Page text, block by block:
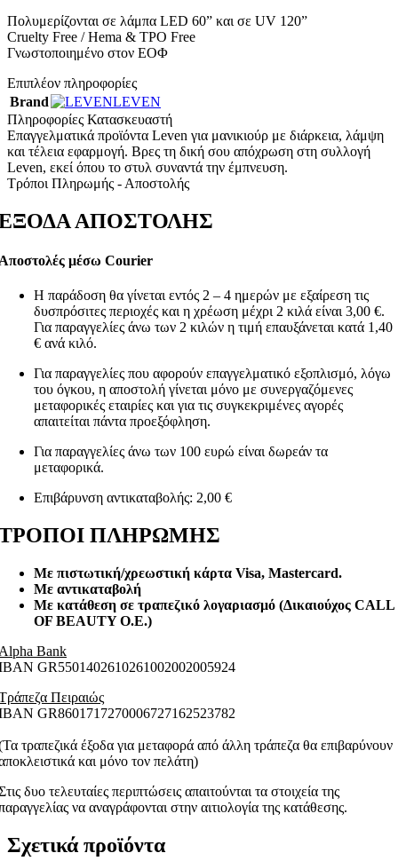
Πολυμερίζονται σε λάμπα LED 60” και σε UV 120”
Cruelty Free / Hema & TPO Free
Γνωστοποιημένο στον ΕΟΦ
Επιπλέον πληροφορίες
Brand
LEVEN
Πληροφορίες Κατασκευαστή
Επαγγελματικά προϊόντα Leven για μανικιούρ με διάρκεια, λάμψη
και τέλεια εφαρμογή. Βρες τη δική σου απόχρωση στη συλλογή
Leven, εκεί όπου το στυλ συναντά την έμπνευση.
Τρόποι Πληρωμής - Αποστολής
ΑΠΟΣΤΟΛΗΣ
μέσω Courier
Η παράδοση θα γίνεται εντός 2 – 4 ημερών με εξαίρεση τις
δυσπρόσιτες περιοχές και η χρέωση μέχρι 2 κιλά είναι 3,00 €.
Για παραγγελίες άνω των 2 κιλών η τιμή επαυξάνεται κατά 1,40
€ ανά κιλό.
Για παραγγελίες που αφορούν επαγγελματικό εξοπλισμό, λόγω
του όγκου, η αποστολή γίνεται μόνο με συνεργαζόμενες
μεταφορικές εταιρίες και για τις συγκεκριμένες αγορές
απαιτείται πάντα προεξόφληση.
Για παραγγελίες άνω των 100 ευρώ είναι δωρεάν τα
μεταφορικά.
Επιβάρυνση αντικαταβολής: 2,00 €
ΠΛΗΡΩΜΗΣ
Με πιστωτική/χρεωστική κάρτα Visa, Mastercard.
Με αντικαταβολή
Με κατάθεση σε τραπεζικό λογαριασμό (Δικαιούχος CALL
OF BEAUTY O.E.)
Bank
GR5501402610261002002005924
Πειραιώς
GR8601717270006727162523782
τραπεζικά έξοδα για μεταφορά από άλλη τράπεζα θα επιβαρύνουν
και μόνο τον πελάτη)
δυο τελευταίες περιπτώσεις απαιτούνται τα στοιχεία της
να αναγράφονται στην αιτιολογία της κατάθεσης.
Σχετικά προϊόντα